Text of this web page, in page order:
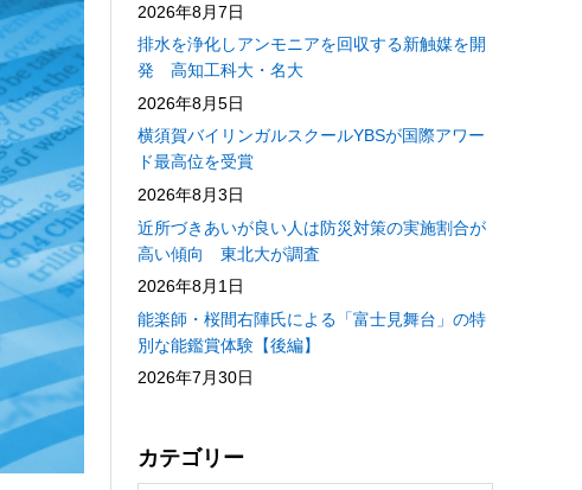
2026年8月7日
排水を浄化しアンモニアを回収する新触媒を開
発 高知工科大・名大
2026年8月5日
横須賀バイリンガルスクールYBSが国際アワー
ド最高位を受賞
2026年8月3日
近所づきあいが良い人は防災対策の実施割合が
高い傾向 東北大が調査
2026年8月1日
能楽師・桜間右陣氏による「富士見舞台」の特
別な能鑑賞体験【後編】
2026年7月30日
カテゴリー